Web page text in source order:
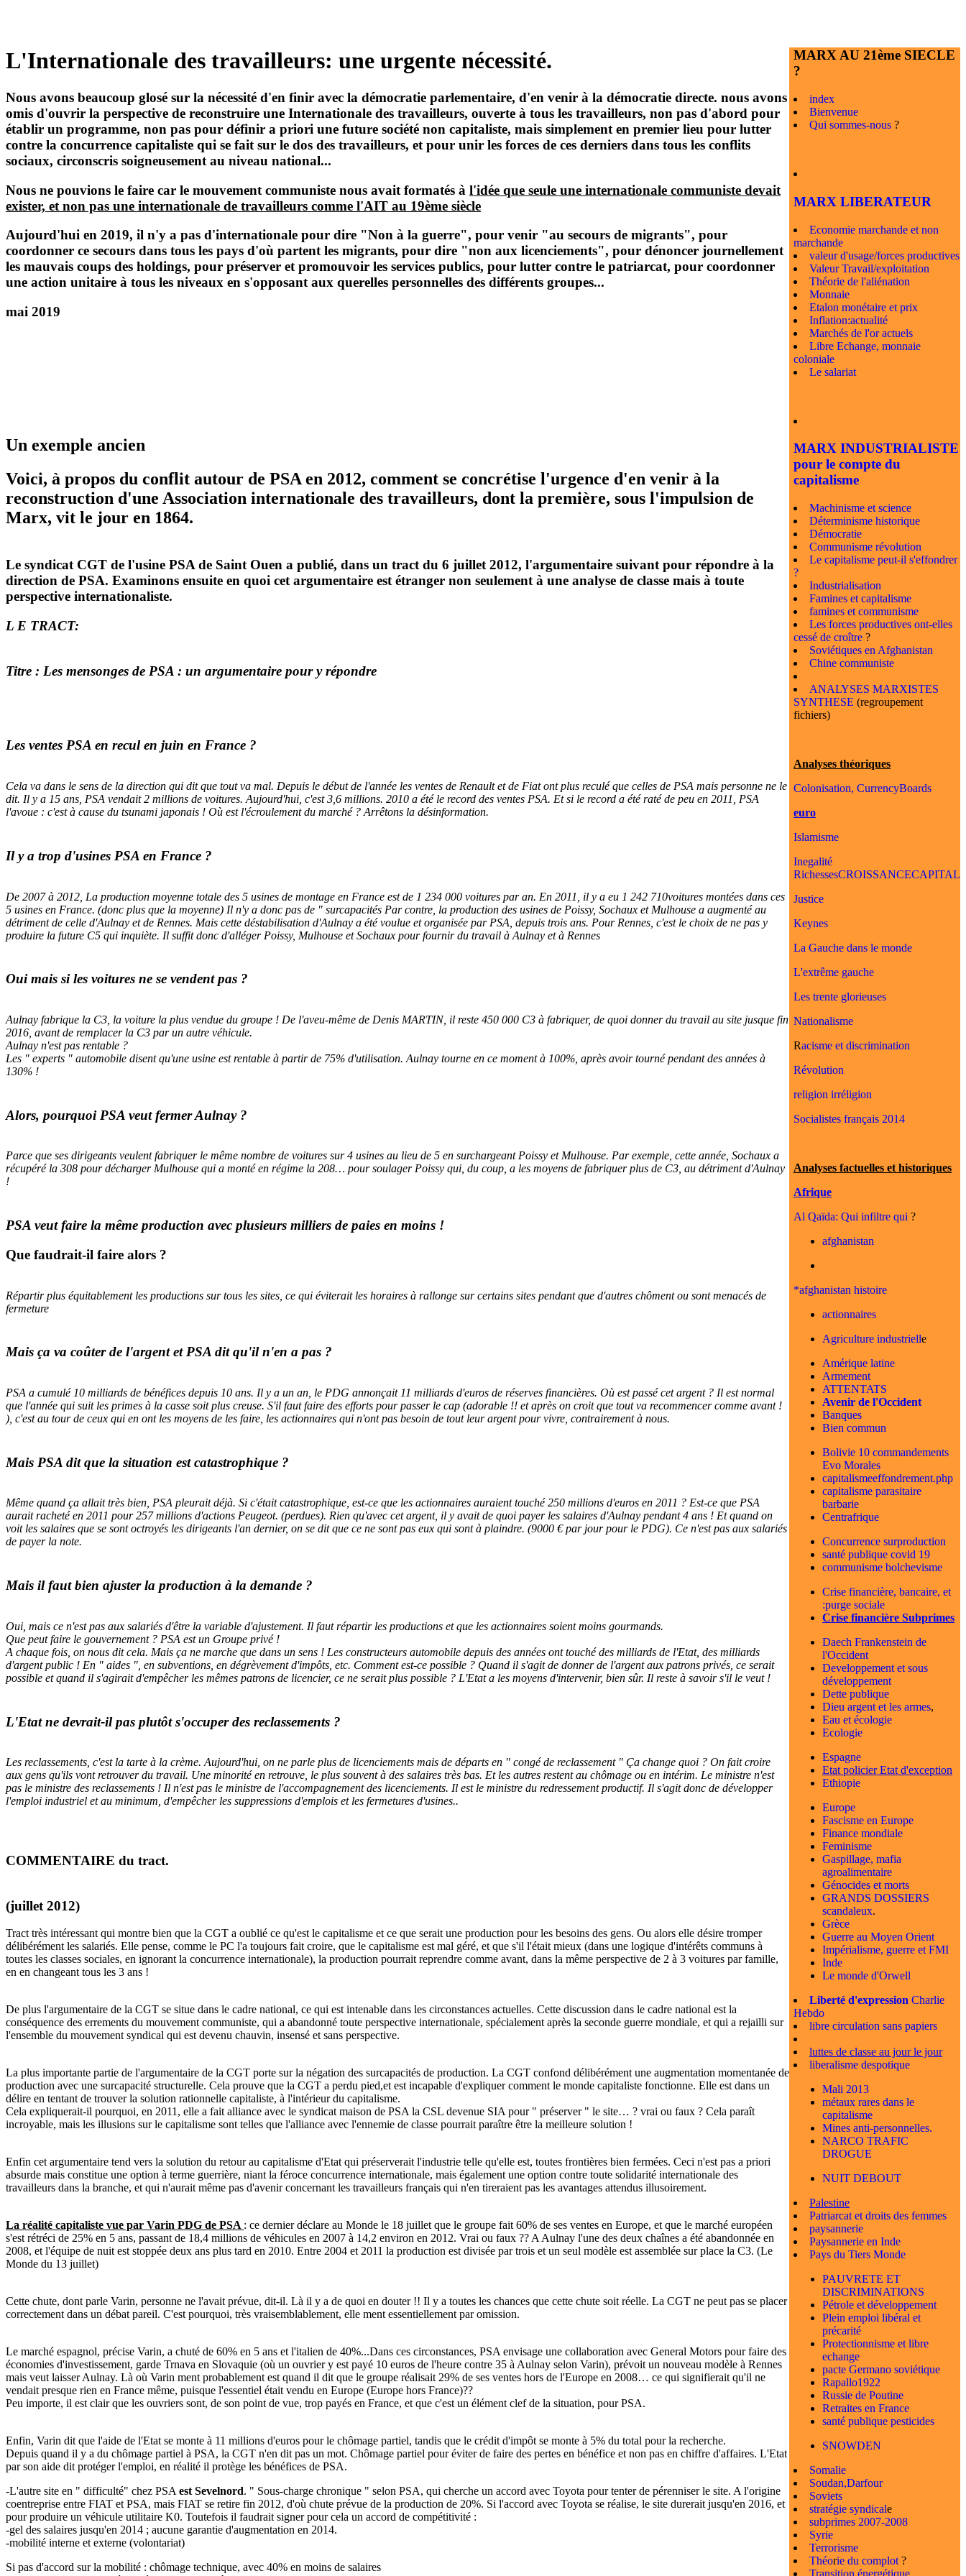
MARX AU 21ème SIECLE
?
index
Bienvenue
Qui sommes-nous ?
MARX LIBERATEUR
Economie marchande et non
marchande
valeur d'usage/forces productives
Valeur Travail/exploitation
Théorie de l'aliénation
Monnaie
Etalon monétaire et prix
Inflation:actualité
Marchés de l'or actuels
Libre Echange, monnaie
coloniale
Le salariat
MARX INDUSTRIALISTE
pour le compte du
capitalisme
Machinisme et science
Déterminisme historique
Démocratie
Communisme révolution
Le capitalisme peut-il s'effondrer
?
Industrialisation
Famines et capitalisme
famines et communisme
Les forces productives ont-elles
cessé de croître ?
Soviétiques en Afghanistan
Chine communiste
ANALYSES MARXISTES
SYNTHESE (regroupement
fichiers)
Analyses théoriques
Colonisation, CurrencyBoards
euro
Islamisme
Inegalité
RichessesCROISSANCECAPITAL
Justice
Keynes
La Gauche dans le monde
L'extrême gauche
Les trente glorieuses
Nationalisme
Racisme et discrimination
Révolution
religion irréligion
Socialistes français 2014
Analyses factuelles et historiques
Afrique
Al Qaïda: Qui infiltre qui ?
afghanistan
*afghanistan histoire
actionnaires
Agriculture industrielle
Amérique latine
Armement
ATTENTATS
Avenir de l'Occident
Banques
Bien commun
Bolivie 10 commandements
Evo Morales
capitalismeeffondrement.php
capitalisme parasitaire
barbarie
Centrafrique
Concurrence surproduction
santé publique covid 19
communisme bolchevisme
Crise financière, bancaire, et
:purge sociale
Crise financière Subprimes
Daech Frankenstein de
l'Occident
Developpement et sous
développement
Dette publique
Dieu argent et les armes,
Eau et écologie
Ecologie
Espagne
Etat policierEtat d'exception
Ethiopie
Europe
Fascisme en Europe
Finance mondiale
Feminisme
Gaspillage, mafia
agroalimentaire
Génocides et morts
GRANDS DOSSIERS
scandaleux.
Grèce
Guerre au Moyen Orient
Impérialisme, guerre et FMI
Inde
Le monde d'Orwell
Liberté d'expression Charlie
Hebdo
libre circulation sans papiers
luttes de classe au jour le jour
liberalisme despotique
Mali 2013
métaux rares dans le
capitalisme
Mines anti-personnelles.
NARCO TRAFIC
DROGUE
NUIT DEBOUT
Palestine
Patriarcat et droits des femmes
paysannerie
Paysannerie en Inde
Pays du Tiers Monde
PAUVRETE ET
DISCRIMINATIONS
Pétrole et développement
Plein emploi libéral et
précarité
Protectionnisme et libre
echange
pacte Germano soviétique
Rapallo1922
Russie de Poutine
Retraites en France
santé publique pesticides
SNOWDEN
Somalie
Soudan,Darfour
Soviets
stratégie syndicale
subprimes 2007-2008
Syrie
Terrorisme
Théorie du complot ?
Transition énergétique
L'Internationale des travailleurs: une urgente nécessité.
Nous avons beaucoup glosé sur la nécessité d'en finir avec la démocratie parlementaire, d'en venir à la démocratie directe. nous avons
omis d'ouvrir la perspective de reconstruire une Internationale des travailleurs, ouverte à tous les travailleurs, non pas d'abord pour
établir un programme, non pas pour définir a priori une future société non capitaliste, mais simplement en premier lieu pour lutter
contre la concurrence capitaliste qui se fait sur le dos des travailleurs, et pour unir les forces de ces derniers dans tous les conflits
sociaux, circonscris soigneusement au niveau national...
Nous ne pouvions le faire car le mouvement communiste nous avait formatés à l'idée que seule une internationale communiste devait
exister, et non pas une internationale de travailleurs comme l'AIT au 19ème siècle
Aujourd'hui en 2019, il n'y a pas d'internationale pour dire "Non à la guerre", pour venir "au secours de migrants", pour
coordonner ce secours dans tous les pays d'où partent les migrants, pour dire "non aux licenciements", pour dénoncer journellement
les mauvais coups des holdings, pour préserver et promouvoir les services publics, pour lutter contre le patriarcat, pour coordonner
une action unitaire à tous les niveaux en s'opposant aux querelles personnelles des différents groupes...
mai 2019
Un exemple ancien
Voici, à propos du conflit autour de PSA en 2012, comment se concrétise l'urgence d'en venir à la
reconstruction d'une Association internationale des travailleurs, dont la première, sous l'impulsion de
Marx, vit le jour en 1864.
Le syndicat CGT de l'usine PSA de Saint Ouen a publié, dans un tract du 6 juillet 2012, l'argumentaire suivant pour répondre à la
direction de PSA. Examinons ensuite en quoi cet argumentaire est étranger non seulement à une analyse de classe mais à toute
perspective internationaliste.
L E TRACT:
Titre : Les mensonges de PSA : un argumentaire pour y répondre
Les ventes PSA en recul en juin en France ?
Cela va dans le sens de la direction qui dit que tout va mal. Depuis le début de l'année les ventes de Renault et de Fiat ont plus reculé que celles de PSA mais personne ne le
dit. Il y a 15 ans, PSA vendait 2 millions de voitures. Aujourd'hui, c'est 3,6 millions. 2010 a été le record des ventes PSA. Et si le record a été raté de peu en 2011, PSA
l'avoue : c'est à cause du tsunami japonais ! Où est l'écroulement du marché ? Arrêtons la désinformation.
Il y a trop d'usines PSA en France ?
De 2007 à 2012, La production moyenne totale des 5 usines de montage en France est de 1 234 000 voitures par an. En 2011, il y a eu 1 242 710voitures montées dans ces
5 usines en France. (donc plus que la moyenne) Il n'y a donc pas de " surcapacités Par contre, la production des usines de Poissy, Sochaux et Mulhouse a augmenté au
détriment de celle d'Aulnay et de Rennes. Mais cette déstabilisation d'Aulnay a été voulue et organisée par PSA, depuis trois ans. Pour Rennes, c'est le choix de ne pas y
produire la future C5 qui inquiète. Il suffit donc d'alléger Poissy, Mulhouse et Sochaux pour fournir du travail à Aulnay et à Rennes
Oui mais si les voitures ne se vendent pas ?
Aulnay fabrique la C3, la voiture la plus vendue du groupe ! De l'aveu-même de Denis MARTIN, il reste 450 000 C3 à fabriquer, de quoi donner du travail au site jusque fin
2016, avant de remplacer la C3 par un autre véhicule.
Aulnay n'est pas rentable ?
Les " experts " automobile disent qu'une usine est rentable à partir de 75% d'utilisation. Aulnay tourne en ce moment à 100%, après avoir tourné pendant des années à
130% !
Alors, pourquoi PSA veut fermer Aulnay ?
Parce que ses dirigeants veulent fabriquer le même nombre de voitures sur 4 usines au lieu de 5 en surchargeant Poissy et Mulhouse. Par exemple, cette année, Sochaux a
récupéré la 308 pour décharger Mulhouse qui a monté en régime la 208… pour soulager Poissy qui, du coup, a les moyens de fabriquer plus de C3, au détriment d'Aulnay
!
PSA veut faire la même production avec plusieurs milliers de paies en moins !
Que faudrait-il faire alors ?
Répartir plus équitablement les productions sur tous les sites, ce qui éviterait les horaires à rallonge sur certains sites pendant que d'autres chôment ou sont menacés de
fermeture
Mais ça va coûter de l'argent et PSA dit qu'il n'en a pas ?
PSA a cumulé 10 milliards de bénéfices depuis 10 ans. Il y a un an, le PDG annonçait 11 milliards d'euros de réserves financières. Où est passé cet argent ? Il est normal
que l'année qui suit les primes à la casse soit plus creuse. S'il faut faire des efforts pour passer le cap (adorable !! et après on croit que tout va recommencer comme avant !
), c'est au tour de ceux qui en ont les moyens de les faire, les actionnaires qui n'ont pas besoin de tout leur argent pour vivre, contrairement à nous.
Mais PSA dit que la situation est catastrophique ?
Même quand ça allait très bien, PSA pleurait déjà. Si c'était catastrophique, est-ce que les actionnaires auraient touché 250 millions d'euros en 2011 ? Est-ce que PSA
aurait racheté en 2011 pour 257 millions d'actions Peugeot. (perdues). Rien qu'avec cet argent, il y avait de quoi payer les salaires d'Aulnay pendant 4 ans ! Et quand on
voit les salaires que se sont octroyés les dirigeants l'an dernier, on se dit que ce ne sont pas eux qui sont à plaindre. (9000 € par jour pour le PDG). Ce n'est pas aux salariés
de payer la note.
Mais il faut bien ajuster la production à la demande ?
Oui, mais ce n'est pas aux salariés d'être la variable d'ajustement. Il faut répartir les productions et que les actionnaires soient moins gourmands.
Que peut faire le gouvernement ? PSA est un Groupe privé !
A chaque fois, on nous dit cela. Mais ça ne marche que dans un sens ! Les constructeurs automobile depuis des années ont touché des milliards de l'Etat, des milliards
d'argent public ! En " aides ", en subventions, en dégrèvement d'impôts, etc. Comment est-ce possible ? Quand il s'agit de donner de l'argent aux patrons privés, ce serait
possible et quand il s'agirait d'empêcher les mêmes patrons de licencier, ce ne serait plus possible ? L'Etat a les moyens d'intervenir, bien sûr. Il reste à savoir s'il le veut !
L'Etat ne devrait-il pas plutôt s'occuper des reclassements ?
Les reclassements, c'est la tarte à la crème. Aujourd'hui, on ne parle plus de licenciements mais de départs en " congé de reclassement " Ça change quoi ? On fait croire
aux gens qu'ils vont retrouver du travail. Une minorité en retrouve, le plus souvent à des salaires très bas. Et les autres restent au chômage ou en intérim. Le ministre n'est
pas le ministre des reclassements ! Il n'est pas le ministre de l'accompagnement des licenciements. Il est le ministre du redressement productif. Il s'agit donc de développer
l'emploi industriel et au minimum, d'empêcher les suppressions d'emplois et les fermetures d'usines..
COMMENTAIRE du tract.
(juillet 2012)
Tract très intéressant qui montre bien que la CGT a oublié ce qu'est le capitalisme et ce que serait une production pour les besoins des gens. Ou alors elle désire tromper
délibérément les salariés. Elle pense, comme le PC l'a toujours fait croire, que le capitalisme est mal géré, et que s'il l'était mieux (dans une logique d'intérêts communs à
toutes les classes sociales, en ignorant la concurrence internationale), la production pourrait reprendre comme avant, dans la même perspective de 2 à 3 voitures par famille,
en en changeant tous les 3 ans !
De plus l'argumentaire de la CGT se situe dans le cadre national, ce qui est intenable dans les circonstances actuelles. Cette discussion dans le cadre national est la
conséquence des errements du mouvement communiste, qui a abandonné toute perspective internationale, spécialement après la seconde guerre mondiale, et qui a rejailli sur
l'ensemble du mouvement syndical qui est devenu chauvin, insensé et sans perspective.
La plus importante partie de l'argumentaire de la CGT porte sur la négation des surcapacités de production. La CGT confond délibérément une augmentation momentanée de
production avec une surcapacité structurelle. Cela prouve que la CGT a perdu pied,et est incapable d'expliquer comment le monde capitaliste fonctionne. Elle est dans un
délire en tentant de trouver la solution rationnelle capitaliste, à l'intérieur du capitalisme.
Cela expliquerait-il pourquoi, en 2011, elle a fait alliance avec le syndicat maison de PSA la CSL devenue SIA pour " préserver " le site… ? vrai ou faux ? Cela paraît
incroyable, mais les illusions sur le capitalisme sont telles que l'alliance avec l'ennemie de classe pourrait paraître être la meilleure solution !
Enfin cet argumentaire tend vers la solution du retour au capitalisme d'Etat qui préserverait l'industrie telle qu'elle est, toutes frontières bien fermées. Ceci n'est pas a priori
absurde mais constitue une option à terme guerrière, niant la féroce concurrence internationale, mais également une option contre toute solidarité internationale des
travailleurs dans la branche, et qui n'aurait même pas d'avenir concernant les travailleurs français qui n'en tireraient pas les avantages attendus illusoirement.
La réalité capitaliste vue par Varin PDG de PSA : ce dernier déclare au Monde le 18 juillet que le groupe fait 60% de ses ventes en Europe, et que le marché européen
s'est rétréci de 25% en 5 ans, passant de 18,4 millions de véhicules en 2007 à 14,2 environ en 2012. Vrai ou faux ?? A Aulnay l'une des deux chaînes a été abandonnée en
2008, et l'équipe de nuit est stoppée deux ans plus tard en 2010. Entre 2004 et 2011 la production est divisée par trois et un seul modèle est assemblée sur place la C3. (Le
Monde du 13 juillet)
Cette chute, dont parle Varin, personne ne l'avait prévue, dit-il. Là il y a de quoi en douter !! Il y a toutes les chances que cette chute soit réelle. La CGT ne peut pas se placer
correctement dans un débat pareil. C'est pourquoi, très vraisemblablement, elle ment essentiellement par omission.
Le marché espagnol, précise Varin, a chuté de 60% en 5 ans et l'italien de 40%...Dans ces circonstances, PSA envisage une collaboration avec General Motors pour faire des
économies d'investissement, garde Trnava en Slovaquie (où un ouvrier y est payé 10 euros de l'heure contre 35 à Aulnay selon Varin), prévoit un nouveau modèle à Rennes
mais veut laisser Aulnay. Là où Varin ment probablement est quand il dit que le groupe réalisait 29% de ses ventes hors de l'Europe en 2008… ce qui signifierait qu'il ne
vendait presque rien en France même, puisque l'essentiel était vendu en Europe (Europe hors France)??
Peu importe, il est clair que les ouvriers sont, de son point de vue, trop payés en France, et que c'est un élément clef de la situation, pour PSA.
Enfin, Varin dit que l'aide de l'Etat se monte à 11 millions d'euros pour le chômage partiel, tandis que le crédit d'impôt se monte à 5% du total pour la recherche.
Depuis quand il y a du chômage partiel à PSA, la CGT n'en dit pas un mot. Chômage partiel pour éviter de faire des pertes en bénéfice et non pas en chiffre d'affaires. L'Etat
par son aide dit protéger l'emploi, en réalité il protège les bénéfices de PSA.
-L'autre site en " difficulté" chez PSAest Sevelnord. " Sous-charge chronique " selon PSA, qui cherche un accord avec Toyota pour tenter de pérenniser le site. A l'origine
coentreprise entre FIAT et PSA, mais FIAT se retire fin 2012, d'où chute prévue de la production de 20%. Si l'accord avec Toyota se réalise, le site durerait jusqu'en 2016, et
pour produire un véhicule utilitaire K0. Toutefois il faudrait signer pour cela un accord de compétitivité :
-gel des salaires jusqu'en 2014 ; aucune garantie d'augmentation en 2014.
-mobilité interne et externe (volontariat)
Si pas d'accord sur la mobilité : chômage technique, avec 40% en moins de salaires